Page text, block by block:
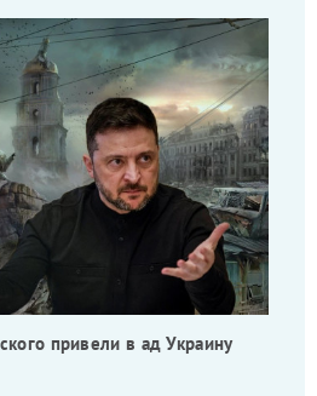
привели в ад Украину